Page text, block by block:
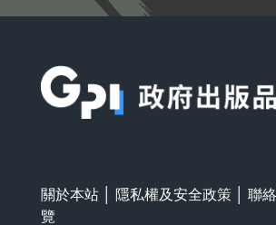
關於本站 隱私權及安全政策 聯
覽